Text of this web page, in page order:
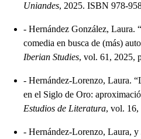
Uniandes, 2025. ISBN 978-
- Hernández González, Laura.
comedia en busca de (más)
Iberian Studies, vol. 61, 2025,
- Hernández-Lorenzo, Laura.
en el Siglo de Oro:
Estudios de Literatura, vol. 16,
- Hernández-Lorenzo, Laura,